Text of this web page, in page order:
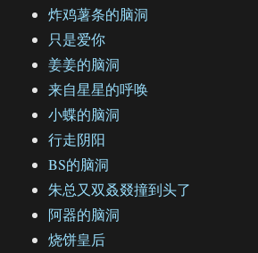
炸鸡薯条的脑洞
只是爱你
姜姜的脑洞
来自星星的呼唤
小蝶的脑洞
行走阴阳
BS的脑洞
朱总又双叒叕撞到头了
阿器的脑洞
烧饼皇后